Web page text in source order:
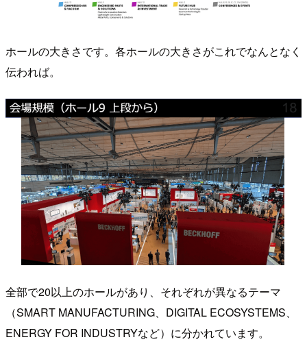
ホールの大きさです。各ホールの大きさがこれでなんとなく
伝われば。
全部で20以上のホールがあり、それぞれが異なるテーマ
（SMART MANUFACTURING、DIGITAL ECOSYSTEMS、
ENERGY FOR INDUSTRYなど）に分かれています。